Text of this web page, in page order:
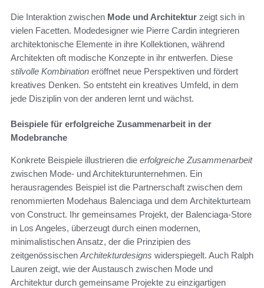
Die Interaktion zwischen Mode und Architektur zeigt sich in
vielen Facetten. Modedesigner wie Pierre Cardin integrieren
architektonische Elemente in ihre Kollektionen, während
Architekten oft modische Konzepte in ihr entwerfen. Diese
stilvolle Kombination eröffnet neue Perspektiven und fördert
kreatives Denken. So entsteht ein kreatives Umfeld, in dem
jede Disziplin von der anderen lernt und wächst.
Beispiele für erfolgreiche Zusammenarbeit in der
Modebranche
Konkrete Beispiele illustrieren die erfolgreiche Zusammenarbeit
zwischen Mode- und Architekturunternehmen. Ein
herausragendes Beispiel ist die Partnerschaft zwischen dem
renommierten Modehaus Balenciaga und dem Architekturteam
von Construct. Ihr gemeinsames Projekt, der Balenciaga-Store
in Los Angeles, überzeugt durch einen modernen,
minimalistischen Ansatz, der die Prinzipien des
zeitgenössischen Architekturdesigns widerspiegelt. Auch Ralph
Lauren zeigt, wie der Austausch zwischen Mode und
Architektur durch gemeinsame Projekte zu einzigartigen